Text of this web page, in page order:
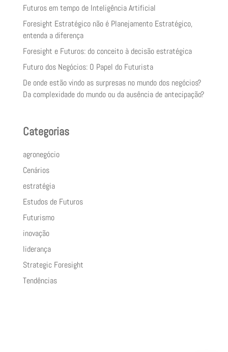
Futuros em tempo de Inteligência Artificial
Foresight Estratégico não é Planejamento Estratégico,
entenda a diferença
Foresight e Futuros: do conceito à decisão estratégica
Futuro dos Negócios: O Papel do Futurista
De onde estão vindo as surpresas no mundo dos negócios?
Da complexidade do mundo ou da ausência de antecipação?
Categorias
agronegócio
Cenários
estratégia
Estudos de Futuros
Futurismo
inovação
liderança
Strategic Foresight
Tendências